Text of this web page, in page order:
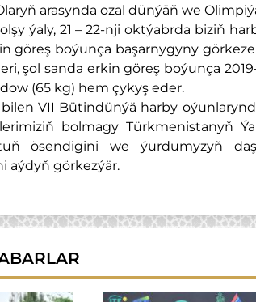
arasynda ozal dünýäň we
ýaly, 21 – 22-nji oktýabrda biziň
göreş boýunça başarnygyny
şol sanda erkin göreş boýunça
(65 kg) hem çykyş eder.
bilen VII Bütindünýä harby
bolmagy Türkmenistanyň
ösendigini we ýurdumyzyň
aýdyň görkezýär.